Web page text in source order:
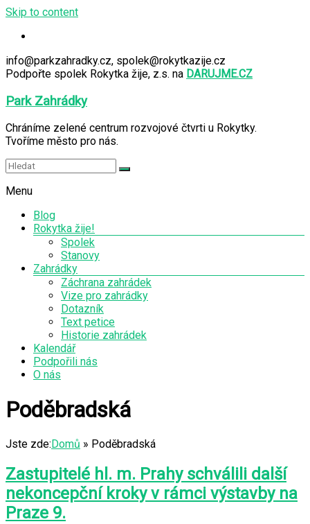
Skip to content
info@parkzahradky.cz, spolek@rokytkazije.cz
Podpořte spolek Rokytka žije, z.s. na DARUJME.CZ
Park Zahrádky
Chráníme zelené centrum rozvojové čtvrti u Rokytky.
Tvoříme město pro nás.
Menu
Blog
Rokytka žije!
Spolek
Stanovy
Zahrádky
Záchrana zahrádek
Vize pro zahrádky
Dotazník
Text petice
Historie zahrádek
Kalendář
Podpořili nás
O nás
Poděbradská
Jste zde: Domů » Poděbradská
Zastupitelé hl. m. Prahy schválili další
nekoncepční kroky v rámci výstavby na
Praze 9.